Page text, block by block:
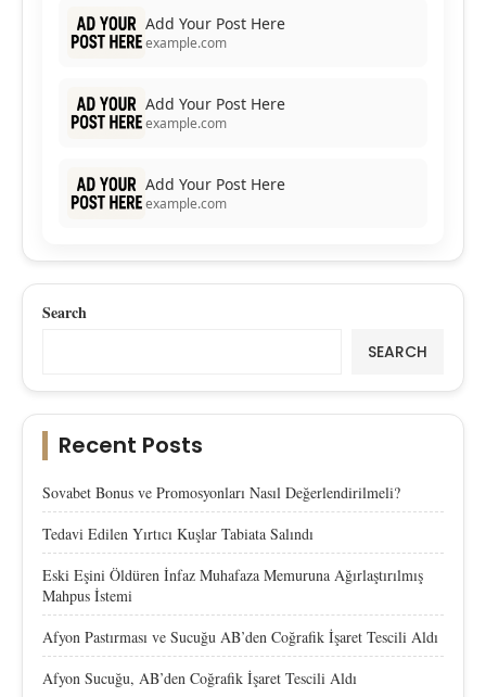
Add Your Post Here
example.com
Add Your Post Here
example.com
Add Your Post Here
example.com
Search
SEARCH
Recent Posts
Sovabet Bonus ve Promosyonları Nasıl Değerlendirilmeli?
Tedavi Edilen Yırtıcı Kuşlar Tabiata Salındı
Eski Eşini Öldüren İnfaz Muhafaza Memuruna Ağırlaştırılmış
Mahpus İstemi
Afyon Pastırması ve Sucuğu AB’den Coğrafik İşaret Tescili Aldı
Afyon Sucuğu, AB’den Coğrafik İşaret Tescili Aldı